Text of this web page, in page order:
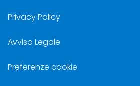
Privacy Policy
Avviso Legale
Preferenze cookie